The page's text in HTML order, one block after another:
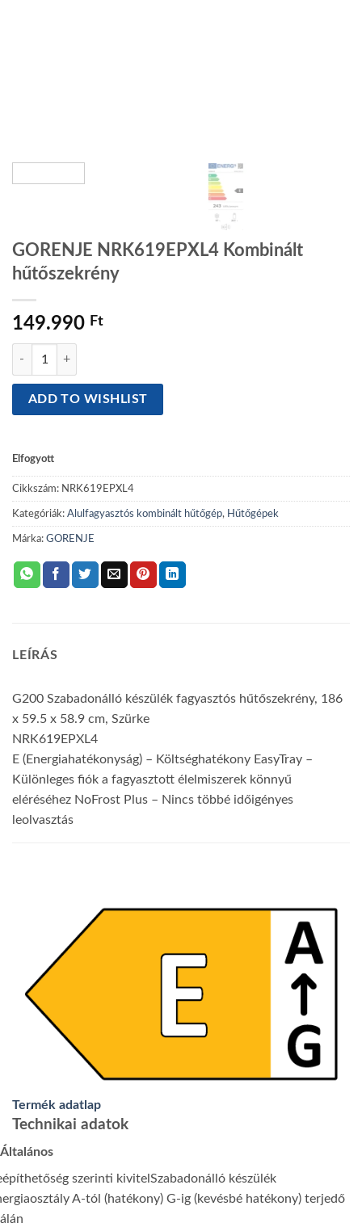
GORENJE NRK619EPXL4 Kombinált
hűtőszekrény
149.990 Ft
ADD TO WISHLIST
Elfogyott
Cikkszám: NRK619EPXL4
Kategóriák: Alulfagyasztós kombinált hűtőgép, Hűtőgépek
Márka: GORENJE
LEÍRÁS
G200 Szabadonálló készülék fagyasztós hűtőszekrény, 186
x 59.5 x 58.9 cm, Szürke
NRK619EPXL4
E (Energiahatékonyság) – Költséghatékony EasyTray –
Különleges fiók a fagyasztott élelmiszerek könnyű
eléréséhez NoFrost Plus – Nincs többé időigényes
leolvasztás
Termék adatlap
Technikai adatok
Általános
szerinti kivitel Szabadonálló készülék
A-tól (hatékony) G-ig (kevésbé hatékony) terjedő